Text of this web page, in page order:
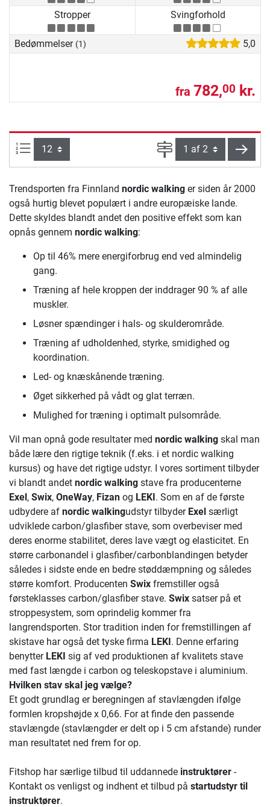
Stropper Svingforhold
Bedømmelser (1) 5,0
fra 782,00 kr.
Artikel pr. side: Side
Trendsporten fra Finnland nordic walking er siden år 2000
også hurtig blevet populært i andre europæiske lande.
Dette skyldes blandt andet den positive effekt som kan
opnås gennem nordic walking:
Op til 46% mere energiforbrug end ved almindelig
gang.
Træning af hele kroppen der inddrager 90 % af alle
muskler.
Løsner spændinger i hals- og skulderområde.
Træning af udholdenhed, styrke, smidighed og
koordination.
Led- og knæskånende træning.
Øget sikkerhed på vådt og glat terræn.
Mulighed for træning i optimalt pulsområde.
Vil man opnå gode resultater med nordic walking skal man
både lære den rigtige teknik (f.eks. i et nordic walking
kursus) og have det rigtige udstyr. I vores sortiment tilbyder
vi blandt andet nordic walking stave fra producenterne
Exel, Swix, OneWay, Fizan og LEKI. Som en af de første
udbydere af nordic walkingudstyr tilbyder Exel særligt
udviklede carbon/glasfiber stave, som overbeviser med
deres enorme stabilitet, deres lave vægt og elasticitet. En
større carbonandel i glasfiber/carbonblandingen betyder
således i sidste ende en bedre støddæmpning og således
større komfort. Producenten Swix fremstiller også
førsteklasses carbon/glasfiber stave. Swix satser på et
stroppesystem, som oprindelig kommer fra
langrendsporten. Stor tradition inden for fremstillingen af
skistave har også det tyske firma LEKI. Denne erfaring
benytter LEKI sig af ved produktionen af kvalitets stave
med fast længde i carbon og teleskopstave i aluminium.
Hvilken stav skal jeg vælge?
Et godt grundlag er beregningen af stavlængden ifølge
formlen kropshøjde x 0,66. For at finde den passende
stavlængde (stavlængder er delt op i 5 cm afstande) runder
man resultatet ned frem for op.
Fitshop har særlige tilbud til uddannede instruktører -
Kontakt os venligst og indhent et tilbud på startudstyr til
instruktører.